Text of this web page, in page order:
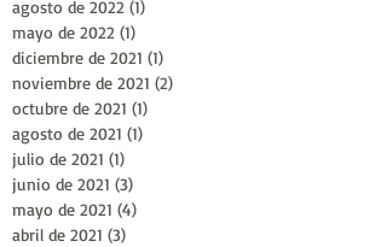
agosto de 2022 (1)
mayo de 2022 (1)
diciembre de 2021 (1)
noviembre de 2021 (2)
octubre de 2021 (1)
agosto de 2021 (1)
julio de 2021 (1)
junio de 2021 (3)
mayo de 2021 (4)
abril de 2021 (3)